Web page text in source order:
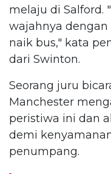
melaju di Salford.
wajahnya dengan
naik bus," kata
dari Swinton.
Seorang juru
Manchester
peristiwa ini dan
demi
penumpang.